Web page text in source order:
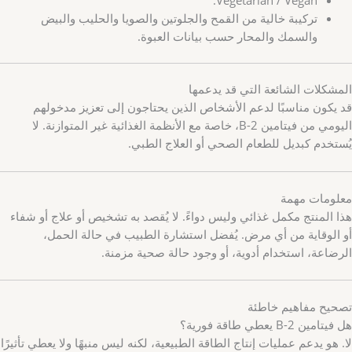
تركيبة خالية من القمح والجلوتين والصويا والحليب والبيض
والسمك والمحار حسب بيانات العبوة.
المشكلات الشائعة التي قد يدعمها
قد يكون مناسبًا لدعم الأشخاص الذين يحتاجون إلى تعزيز مدخولهم
اليومي من فيتامين B-2، خاصة مع الأنظمة الغذائية غير المتوازنة. لا
يُستخدم كبديل للطعام الصحي أو العلاج الطبي.
معلومات مهمة
هذا المنتج مكمل غذائي وليس دواءً. لا يُقصد به تشخيص أو علاج أو شفاء
أو الوقاية من أي مرض. يُفضل استشارة الطبيب في حالة الحمل،
الرضاعة، استخدام أدوية، أو وجود حالة صحية مزمنة.
تصحيح مفاهيم خاطئة
هل فيتامين B-2 يعطي طاقة فورية؟
لا. هو يدعم عمليات إنتاج الطاقة الطبيعية، لكنه ليس منبهًا ولا يعطي تأثيرًا